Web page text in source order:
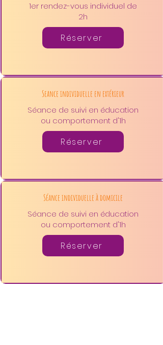
1er rendez-vous individuel de
2h
Réserver
Seance individuelle en extérieur
Séance de suivi en éducation
ou comportement d'1h
Réserver
Séance individuelle à domicile
Séance de suivi en éducation
ou comportement d'1h
Réserver